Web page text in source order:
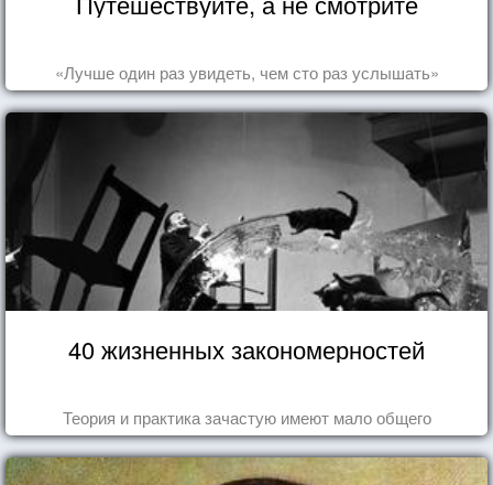
«Лучше один раз увидеть, чем сто раз услышать»
40 жизненных закономерностей
Теория и практика зачастую имеют мало общего